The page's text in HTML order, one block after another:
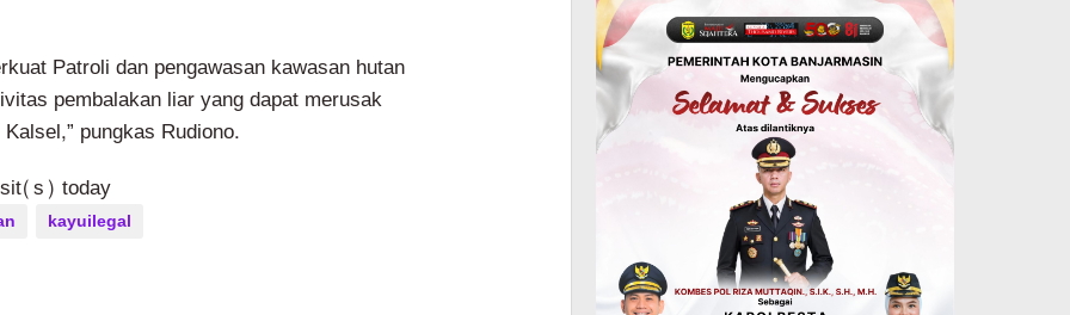
Patroli dan pengawasan kawasan hutan
pembalakan liar yang dapat merusak
pungkas Rudiono.
today
kayuilegal
Headline Investasi & Keuangan
KUA-PPAS 2027 Banjarbaru
Defisit 170 Miliar,
Pendapatan 1,2 Triliun
Belanja 1,37 Triliun, Tutup
Kekurangan dari SiLPA
Agustus 7, 2026
Kalsel